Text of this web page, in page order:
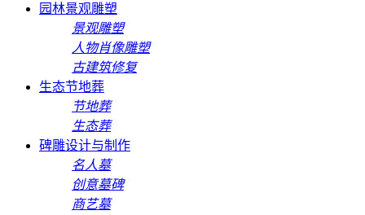
园林景观雕塑
景观雕塑
人物肖像雕塑
古建筑修复
生态节地葬
节地葬
生态葬
碑雕设计与制作
名人墓
创意墓碑
商艺墓